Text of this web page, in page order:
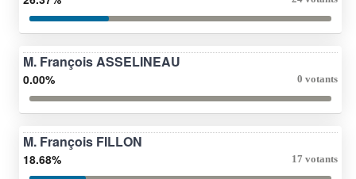
M. François ASSELINEAU
0.00% 0 votants
M. François FILLON
18.68% 17 votants